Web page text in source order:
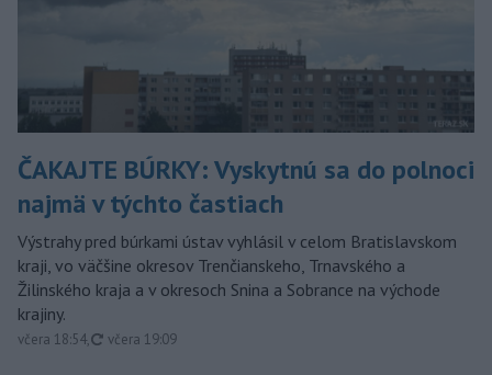
ČAKAJTE BÚRKY: Vyskytnú sa do polnoci
najmä v týchto častiach
Výstrahy pred búrkami ústav vyhlásil v celom Bratislavskom
kraji, vo väčšine okresov Trenčianskeho, Trnavského a
Žilinského kraja a v okresoch Snina a Sobrance na východe
krajiny.
včera 18:54, aktualizované
včera 19:09